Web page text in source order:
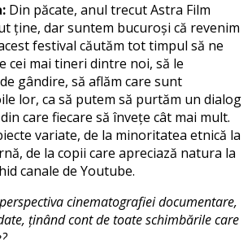
Din păcate, anul trecut Astra Film
ţine, dar suntem bucuroşi că revenim
festival căutăm tot timpul să ne
cei mai tineri dintre noi, să le
gândire, să aflăm care sunt
lor, ca să putem să purtăm un dialog
care fiecare să înveţe cât mai mult.
variate, de la minoritatea etnică la
de la copii care apreciază natura la
canale de Youtube.
cinematografiei documentare,
ţinând cont de toate schimbările care